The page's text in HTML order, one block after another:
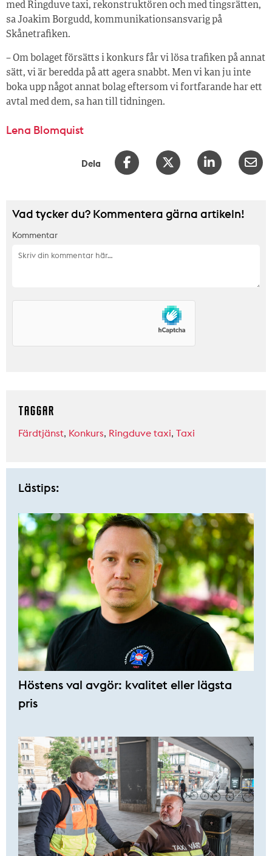
med Ringduve taxi, rekonstruktören och med tingsrätten,
sa Joakim Borgudd, kommunikationsansvarig på
Skånetrafiken.
– Om bolaget försätts i konkurs får vi lösa trafiken på annat
sätt, vi är beredda på att agera snabbt. Men vi kan ju inte
boka upp något annat bolag eftersom vi fortfarande har ett
avtal med dem, sa han till tidningen.
Lena Blomquist
Dela
Vad tycker du? Kommentera gärna artikeln!
Kommentar
TAGGAR
Färdtjänst, Konkurs, Ringduve taxi, Taxi
Lästips:
Höstens val avgör: kvalitet eller lägsta
pris